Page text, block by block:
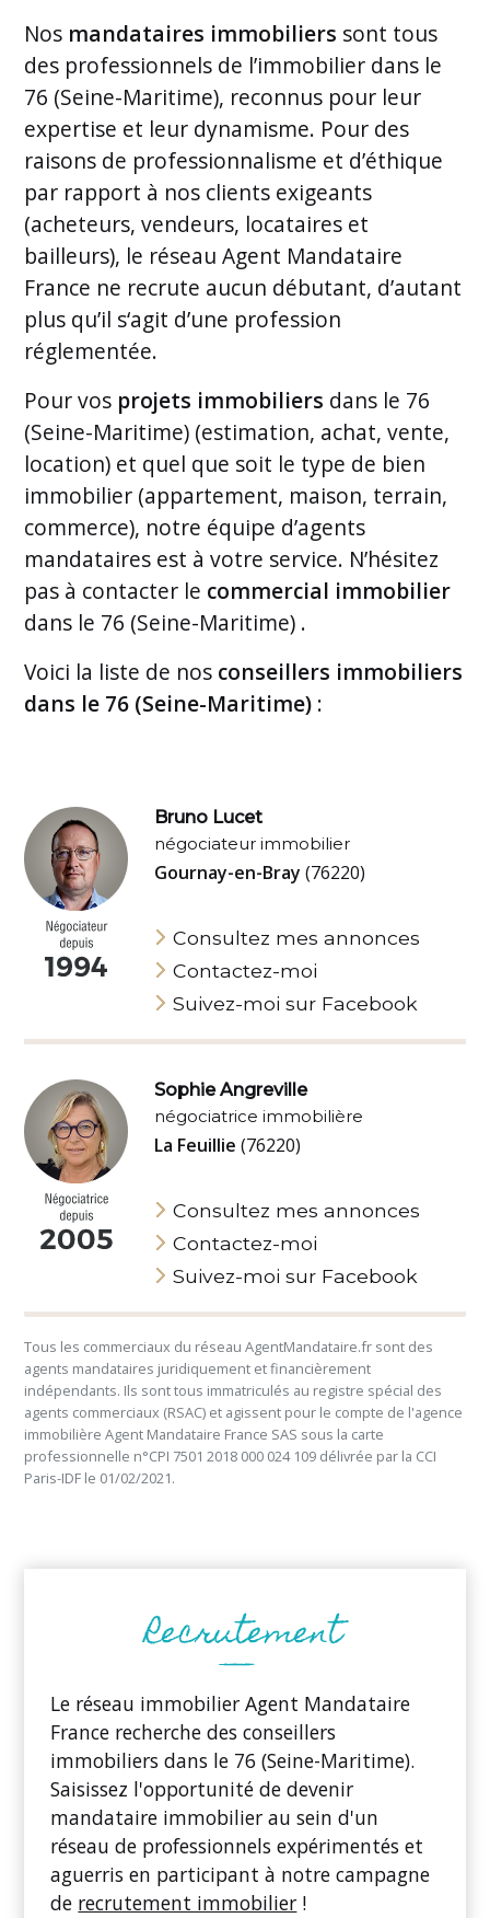
Nos mandataires immobiliers sont tous
des professionnels de l’immobilier dans le
76 (Seine-Maritime), reconnus pour leur
expertise et leur dynamisme. Pour des
raisons de professionnalisme et d’éthique
par rapport à nos clients exigeants
(acheteurs, vendeurs, locataires et
bailleurs), le réseau Agent Mandataire
France ne recrute aucun débutant, d’autant
plus qu’il s‘agit d’une profession
réglementée.
Pour vos projets immobiliers dans le 76
(Seine-Maritime) (estimation, achat, vente,
location) et quel que soit le type de bien
immobilier (appartement, maison, terrain,
commerce), notre équipe d’agents
mandataires est à votre service. N’hésitez
pas à contacter le commercial immobilier
dans le 76 (Seine-Maritime) .
Voici la liste de nos conseillers immobiliers
dans le 76 (Seine-Maritime) :
Bruno Lucet
négociateur immobilier
Gournay-en-Bray(76220)
Consultez mes annonces
Contactez-moi
Suivez-moi sur Facebook
Sophie Angreville
négociatrice immobilière
La Feuillie(76220)
Consultez mes annonces
Contactez-moi
Suivez-moi sur Facebook
Tous les commerciaux du réseau AgentMandataire.fr sont des
agents mandataires juridiquement et financièrement
indépendants. Ils sont tous immatriculés au registre spécial des
agents commerciaux (RSAC) et agissent pour le compte de l'agence
immobilière Agent Mandataire France SAS sous la carte
professionnelle n°CPI 7501 2018 000 024 109 délivrée par la CCI
Paris-IDF le 01/02/2021.
Le réseau immobilier Agent Mandataire
France recherche des conseillers
immobiliers dans le 76 (Seine-Maritime).
Saisissez l'opportunité de devenir
mandataire immobilier au sein d'un
réseau de professionnels expérimentés et
aguerris en participant à notre campagne
de recrutement immobilier !